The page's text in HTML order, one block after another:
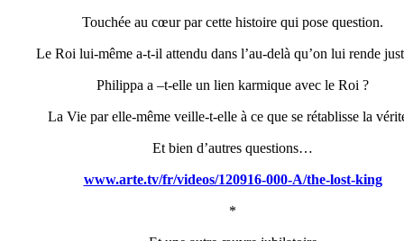
Touchée au cœur par cette histoire qui pose question.
Le Roi lui-même a-t-il attendu dans l’au-delà qu’on lui rende
Philippa a –t-elle un lien karmique avec le Roi ?
La Vie par elle-même veille-t-elle à ce que se rétablisse la
Et bien d’autres questions…
www.arte.tv/fr/videos/120916-000-A/the-lost-king
*